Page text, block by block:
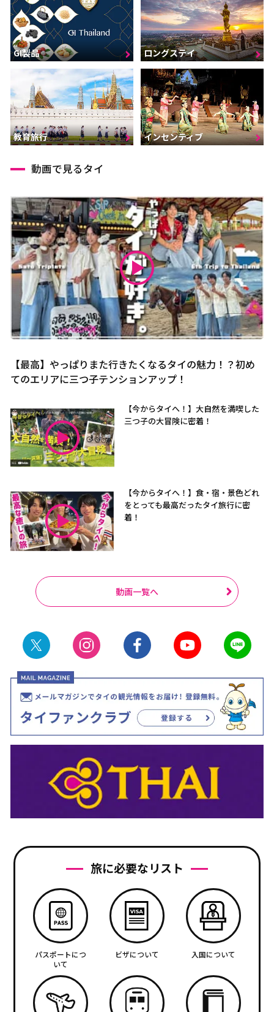
GI製品 ロングステイ
教育旅行 インセンティブ
動画で見るタイ
【最高】やっぱりまた行きたくなるタイの魅力！？初め
てのエリアに三つ子テンションアップ！
【今からタイへ！】大自然を満喫した
三つ子の大冒険に密着！
【今からタイへ！】食・宿・景色どれ
をとっても最高だったタイ旅行に密
着！
動画一覧へ
旅に必要なリスト
パスポートにつ
いて
ビザについて 入国について